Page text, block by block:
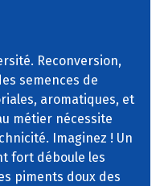
Reconversion,
semences de
aromatiques, et
métier nécessite
Imaginez ! Un
fort déboule les
piments doux des